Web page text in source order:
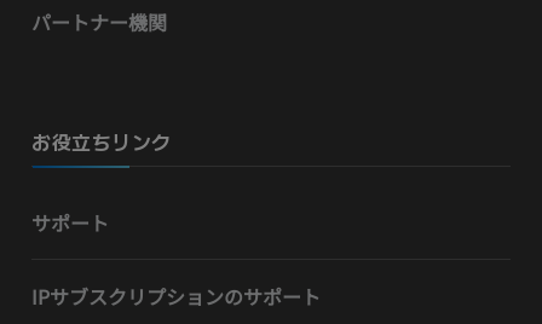
パートナー機関
お役立ちリンク
サポート
IPサブスクリプションのサポート